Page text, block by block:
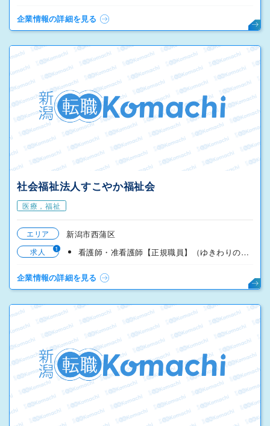
企業情報の詳細を見る
社会福祉法人すこやか福祉会
医療，福祉
エリア 新潟市西蒲区
求人 1 看護師・准看護師【正規職員】（ゆきわりの里）
企業情報の詳細を見る